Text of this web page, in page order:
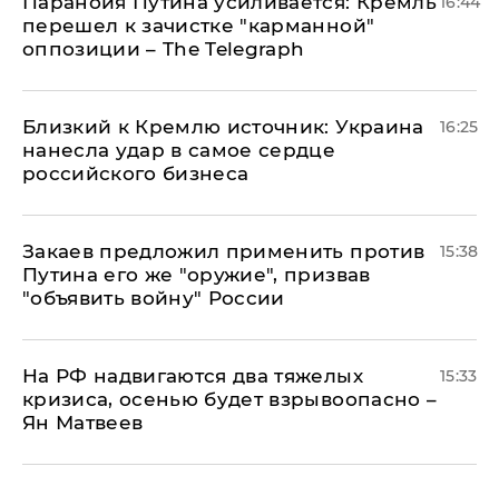
перешел к зачистке "карманной"
оппозиции – The Telegraph
Близкий к Кремлю источник: Украина
нанесла удар в самое сердце
российского бизнеса
16:25
Закаев предложил применить против
Путина его же "оружие", призвав
"объявить войну" России
15:38
На РФ надвигаются два тяжелых
кризиса, осенью будет взрывоопасно –
Ян Матвеев
15:33